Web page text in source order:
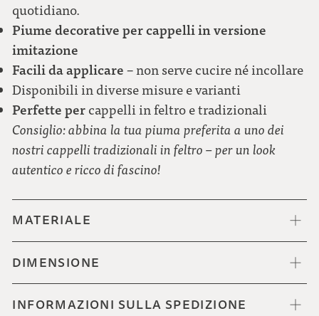
quotidiano.
Piume decorative per cappelli in versione
imitazione
Facili da applicare – non serve cucire né incollare
Disponibili in diverse misure e varianti
Perfette per cappelli in feltro e tradizionali
Consiglio: abbina la tua piuma preferita a uno dei
nostri cappelli tradizionali in feltro – per un look
autentico e ricco di fascino!
MATERIALE
DIMENSIONE
INFORMAZIONI SULLA SPEDIZIONE